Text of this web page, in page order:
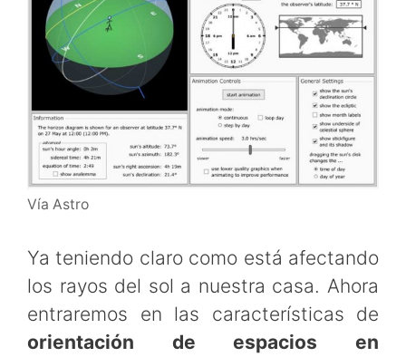
Vía Astro
Ya teniendo claro como está afectando
los rayos del sol a nuestra casa. Ahora
entraremos en las características de
orientación de espacios en